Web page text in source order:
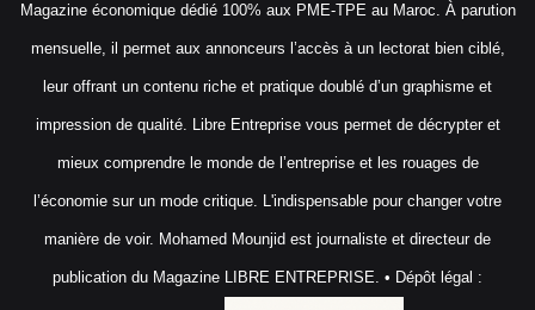
Magazine économique dédié 100% aux PME-TPE au Maroc. À parution
mensuelle, il permet aux annonceurs l’accès à un lectorat bien ciblé,
leur offrant un contenu riche et pratique doublé d’un graphisme et
impression de qualité. Libre Entreprise vous permet de décrypter et
mieux comprendre le monde de l’entreprise et les rouages de
l’économie sur un mode critique. L'indispensable pour changer votre
manière de voir. Mohamed Mounjid est journaliste et directeur de
publication du Magazine LIBRE ENTREPRISE. • Dépôt légal :